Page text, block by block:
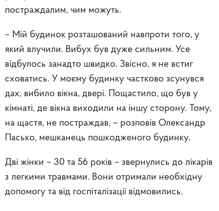
постраждалим, чим можуть.
– Мій будинок розташований навпроти того, у
який влучили. Вибух був дуже сильним. Усе
відбулось занадто швидко. Звісно, я не встиг
сховатись. У моєму будинку частково зсунувся
дах, вибило вікна, двері. Пощастило, що був у
кімнаті, де вікна виходили на іншу сторону. Тому,
на щастя, не постраждав, – розповів Олександр
Пасько, мешканець пошкодженого будинку.
Дві жінки – 30 та 56 років – звернулись до лікарів
з легкими травмами. Вони отримали необхідну
допомогу та від госпіталізації відмовились.